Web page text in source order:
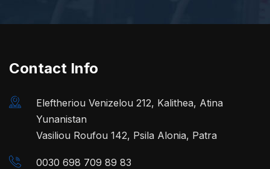
Contact Info
Eleftheriou Venizelou 212, Kalithea, Atina
Yunanistan
Vasiliou Roufou 142, Psila Alonia, Patra
0030 698 709 89 83